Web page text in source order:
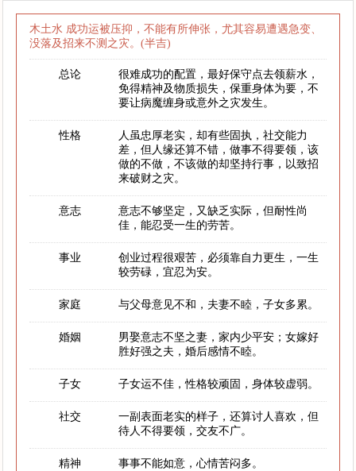
木土水 成功运被压抑，不能有所伸张，尤其容易遭遇急变、
没落及招来不测之灾。(半吉)
总论
很难成功的配置，最好保守点去领薪水，
免得精神及物质损失，保重身体为要，不
要让病魔缠身或意外之灾发生。
性格
人虽忠厚老实，却有些固执，社交能力
差，但人缘还算不错，做事不得要领，该
做的不做，不该做的却坚持行事，以致招
来破财之灾。
意志
意志不够坚定，又缺乏实际，但耐性尚
佳，能忍受一生的劳苦。
事业
创业过程很艰苦，必须靠自力更生，一生
较劳碌，宜忍为安。
家庭 与父母意见不和，夫妻不睦，子女多累。
婚姻
男娶意志不坚之妻，家内少平安；女嫁好
胜好强之夫，婚后感情不睦。
子女 子女运不佳，性格较顽固，身体较虚弱。
社交
一副表面老实的样子，还算讨人喜欢，但
待人不得要领，交友不广。
精神 事事不能如意，心情苦闷多。